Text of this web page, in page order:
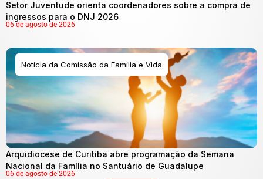
Setor Juventude orienta coordenadores sobre a compra de
ingressos para o DNJ 2026
06 de agosto de 2026
Notícia da Comissão da Família e Vida
Arquidiocese de Curitiba abre programação da Semana
Nacional da Família no Santuário de Guadalupe
06 de agosto de 2026